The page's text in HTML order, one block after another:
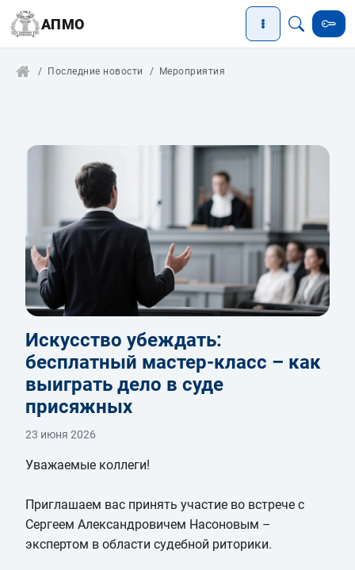
АПМО
Последние новости Мероприятия
Искусство убеждать:
бесплатный мастер-класс – как
выиграть дело в суде
присяжных
23 июня 2026
Уважаемые коллеги!
Приглашаем вас принять участие во встрече с
Сергеем Александровичем Насоновым –
экспертом в области судебной риторики.